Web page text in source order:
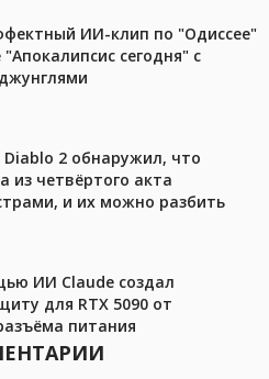
ИИ-клип по "Одиссее"
сегодня" с
Diablo 2 обнаружил, что
из четвёртого акта
и их можно разбить
ИИ Claude создал
для RTX 5090 от
питания